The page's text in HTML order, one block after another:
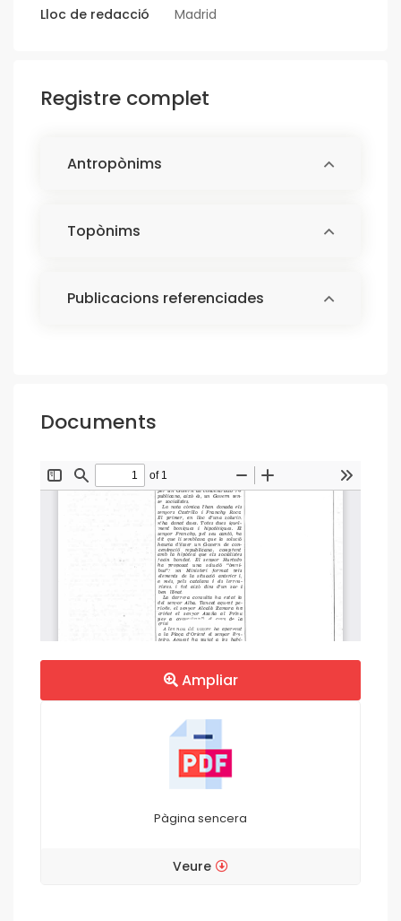
Lloc de redacció
Madrid
Registre complet
Antropònims
Topònims
Publicacions referenciades
Documents
Ampliar
Pàgina sencera
Veure